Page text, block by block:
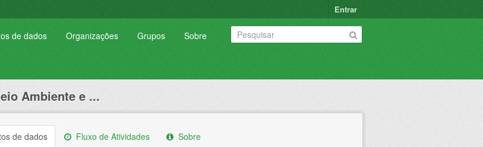
Entrar
de dados Organizações Grupos Sobre
Ambiente e ...
de dados Fluxo de Atividades Sobre